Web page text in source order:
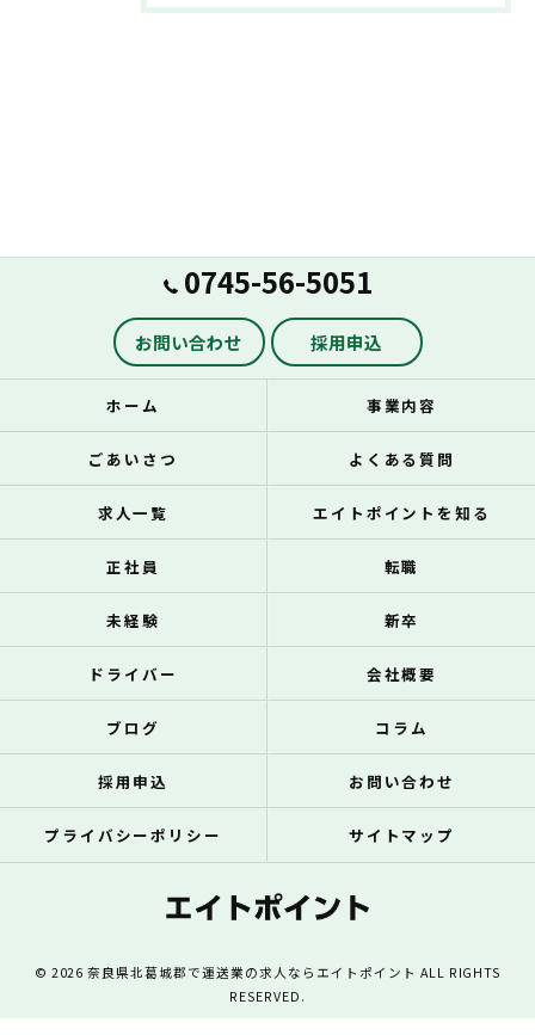
0745-56-5051
お問い合わせ 採用申込
ホーム 事業内容
ごあいさつ よくある質問
求人一覧 エイトポイントを知る
正社員 転職
未経験 新卒
ドライバー 会社概要
ブログ コラム
採用申込 お問い合わせ
プライバシーポリシー サイトマップ
© 2026 奈良県北葛城郡で運送業の求人ならエイトポイント ALL RIGHTS
RESERVED.